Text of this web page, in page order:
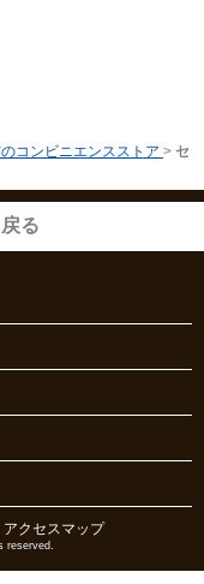
コンビニエンスストア > セ
る
アクセスマップ
reserved.